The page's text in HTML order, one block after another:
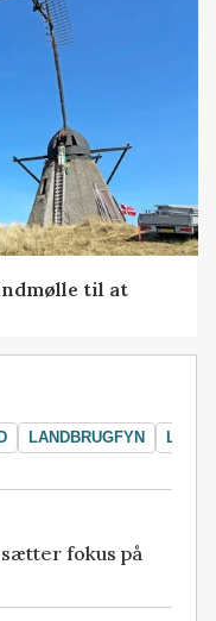
til at
LANDBRUGFYN
fokus på